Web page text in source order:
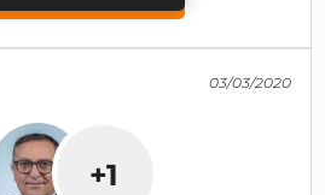
03/03/2020
+1